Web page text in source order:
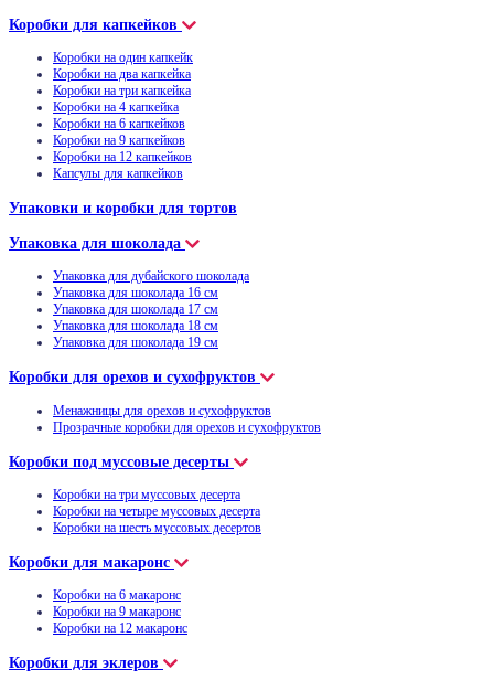
Коробки для капкейков
Коробки на один капкейк
Коробки на два капкейка
Коробки на три капкейка
Коробки на 4 капкейка
Коробки на 6 капкейков
Коробки на 9 капкейков
Коробки на 12 капкейков
Капсулы для капкейков
Упаковки и коробки для тортов
Упаковка для шоколада
Упаковка для дубайского шоколада
Упаковка для шоколада 16 см
Упаковка для шоколада 17 см
Упаковка для шоколада 18 см
Упаковка для шоколада 19 см
Коробки для орехов и сухофруктов
Менажницы для орехов и сухофруктов
Прозрачные коробки для орехов и сухофруктов
Коробки под муссовые десерты
Коробки на три муссовых десерта
Коробки на четыре муссовых десерта
Коробки на шесть муссовых десертов
Коробки для макаронс
Коробки на 6 макаронс
Коробки на 9 макаронс
Коробки на 12 макаронс
Коробки для эклеров